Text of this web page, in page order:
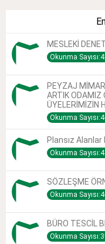
MESLEKİ
Okunma
PEYZAJ
ARTIK ODAMIZ
ÜYELERİMİZİN
Okunma
Plansız
Okunma
SÖZLEŞME
Okunma
BÜRO TESCİL
Okunma